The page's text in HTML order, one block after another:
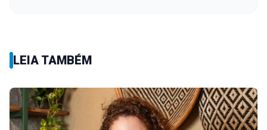
LEIA TAMBÉM